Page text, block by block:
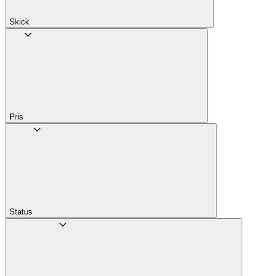
Skick
Pris
Status